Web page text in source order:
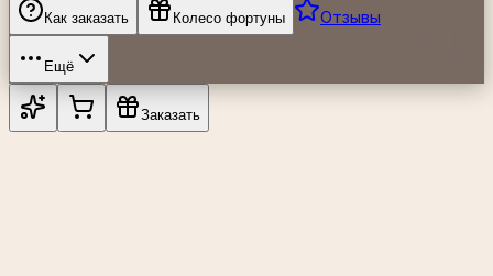
Как заказать Колесо фортуны Отзывы
Ещё
Заказать